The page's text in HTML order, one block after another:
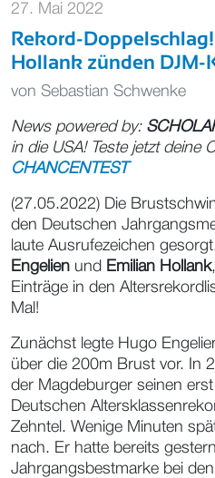
27. Mai 2022
Rekord-
Hollank zünden DJM-
von Sebastian Schwenke
News powered by:
in die USA! Teste jetzt deine
CHANCENTEST
(27.05.2022) Die
den Deutschen
laute Ausrufezeichen
Engelien und Emilian Hollank
Einträge in den
Mal!
Zunächst legte Hugo
über die 200m Brust vor. In
der Magdeburger seinen
Deutschen
Zehntel. Wenige Minuten
nach. Er hatte bereits
Jahrgangsbestmarke bei